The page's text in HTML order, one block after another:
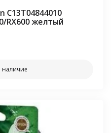
C13T04844010
RX600 желтый
наличие